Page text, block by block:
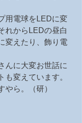
用電球をLEDに変
れからLEDの昼白
変えたり、飾り電
んに大変お世話に
も変えています。
やら。（研）